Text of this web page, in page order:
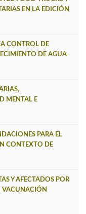
EN LA EDICIÓN
CONTROL DE
DE AGUA
MENTAL E
PARA EL
CONTEXTO DE
Y AFECTADOS POR
VACUNACIÓN